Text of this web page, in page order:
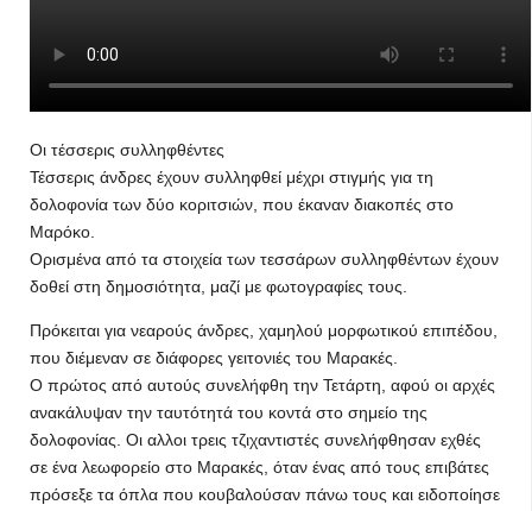
Οι τέσσερις συλληφθέντες
Τέσσερις άνδρες έχουν συλληφθεί μέχρι στιγμής για τη
δολοφονία των δύο κοριτσιών, που έκαναν διακοπές στο
Μαρόκο.
Ορισμένα από τα στοιχεία των τεσσάρων συλληφθέντων έχουν
δοθεί στη δημοσιότητα, μαζί με φωτογραφίες τους.
Πρόκειται για νεαρούς άνδρες, χαμηλού μορφωτικού επιπέδου,
που διέμεναν σε διάφορες γειτονιές του Μαρακές.
Ο πρώτος από αυτούς συνελήφθη την Τετάρτη, αφού οι αρχές
ανακάλυψαν την ταυτότητά του κοντά στο σημείο της
δολοφονίας. Οι αλλοι τρεις τζιχαντιστές συνελήφθησαν εχθές
σε ένα λεωφορείο στο Μαρακές, όταν ένας από τους επιβάτες
πρόσεξε τα όπλα που κουβαλούσαν πάνω τους και ειδοποίησε